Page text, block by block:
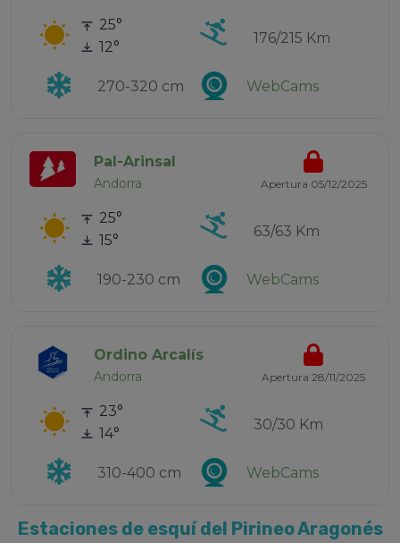
25°
12°
176/215 Km
270-320 cm WebCams
Pal-Arinsal
Andorra Apertura 05/12/2025
25°
15°
63/63 Km
190-230 cm WebCams
Ordino Arcalís
Andorra Apertura 28/11/2025
23°
14°
30/30 Km
310-400 cm WebCams
Estaciones de esquí del Pirineo Aragonés